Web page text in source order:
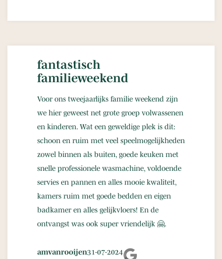
fantastisch
familieweekend
Voor ons tweejaarlijks familie weekend zijn
we hier geweest net grote groep volwassenen
en kinderen. Wat een geweldige plek is dit:
schoon en ruim met veel speelmogelijkheden
zowel binnen als buiten, goede keuken met
snelle professionele wasmachine, voldoende
servies en pannen en alles mooie kwaliteit,
kamers ruim met goede bedden en eigen
badkamer en alles gelijkvloers! En de
ontvangst was ook super vriendelijk 🤗.
amvanrooijen31-07-2024